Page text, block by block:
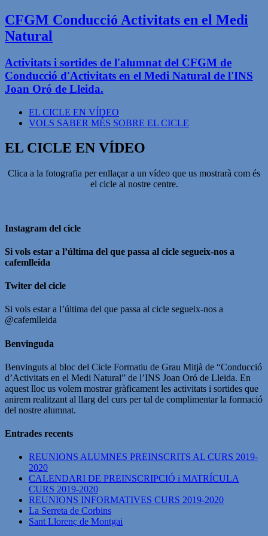
CFGM Conducció Activitats en el Medi
Natural
Activitats i sortides de l'alumnat del CFGM de
Conducció d'Activitats en el Medi Natural de l'INS
Joan Oró de Lleida.
EL CICLE EN VÍDEO
VOLS SABER MÉS SOBRE EL CICLE
EL CICLE EN VÍDEO
Clica a la fotografia per enllaçar a un vídeo que us mostrarà com és
el cicle al nostre centre.
Instagram del cicle
Si vols estar a l’última del que passa al cicle segueix-nos a
cafemlleida
Twiter del cicle
Si vols estar a l’última del que passa al cicle segueix-nos a
@cafemlleida
Benvinguda
Benvinguts al bloc del Cicle Formatiu de Grau Mitjà de “Conducció
d’Activitats en el Medi Natural” de l’INS Joan Oró de Lleida. En
aquest lloc us volem mostrar gràficament les activitats i sortides que
anirem realitzant al llarg del curs per tal de complimentar la formació
del nostre alumnat.
Entrades recents
REUNIONS ALUMNES PREINSCRITS AL CURS 2019-
2020
CALENDARI DE PREINSCRIPCIÓ i MATRÍCULA
CURS 2019-2020
REUNIONS INFORMATIVES CURS 2019-2020
La Serreta de Corbins
Sant Llorenç de Montgai